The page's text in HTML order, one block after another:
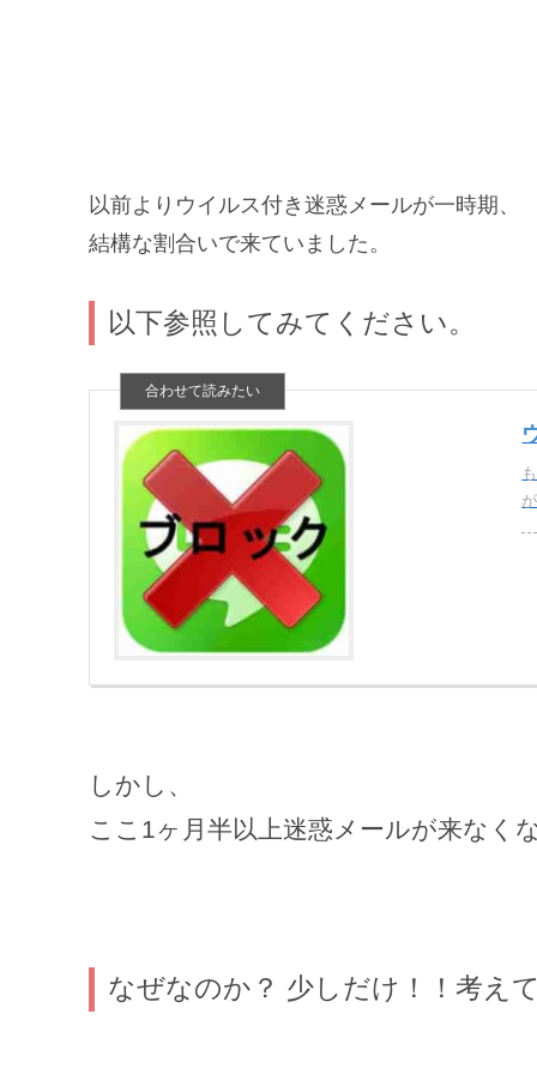
以前よりウイルス付き迷惑メールが一時期、
結構な割合いで来ていました。
以下参照してみてください。
しかし、
ここ1ヶ月半以上迷惑メールが来なく
なぜなのか？ 少しだけ！！考え